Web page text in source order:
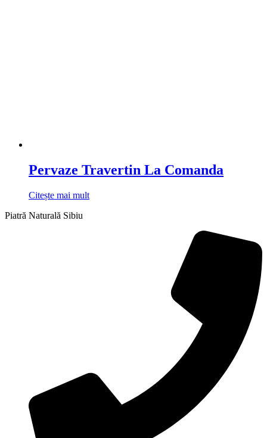
Pervaze Travertin La Comanda
Citește mai mult
Piatră Naturală Sibiu